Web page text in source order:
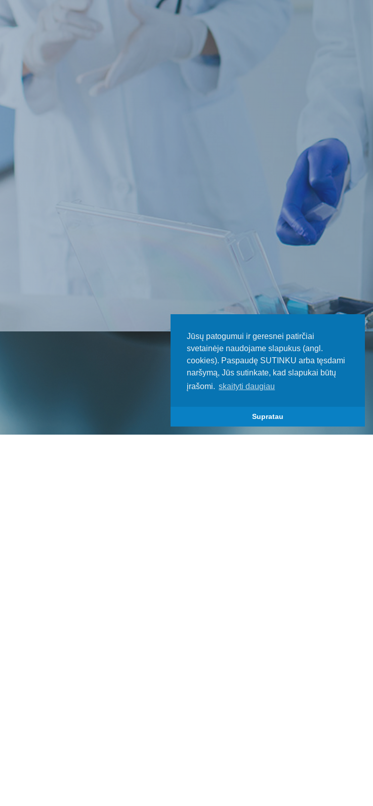
Jūsų patogumui ir geresnei patirčiai
svetainėje naudojame slapukus (angl.
cookies). Paspaudę SUTINKU arba tęsdami
naršymą, Jūs sutinkate, kad slapukai būtų
įrašomi. skaityti daugiau
Supratau